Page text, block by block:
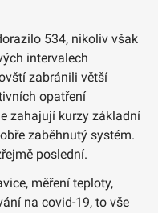
534, nikoliv však
intervalech
zabránili větší
opatření
zahajují kurzy základní
zaběhnutý systém.
poslední.
měření teploty,
na covid-19, to vše